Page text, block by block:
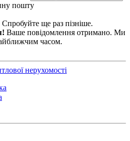
пошту
ще раз пізніше.
Ваше повідомлення отримано. Ми
часом.
нерухомості